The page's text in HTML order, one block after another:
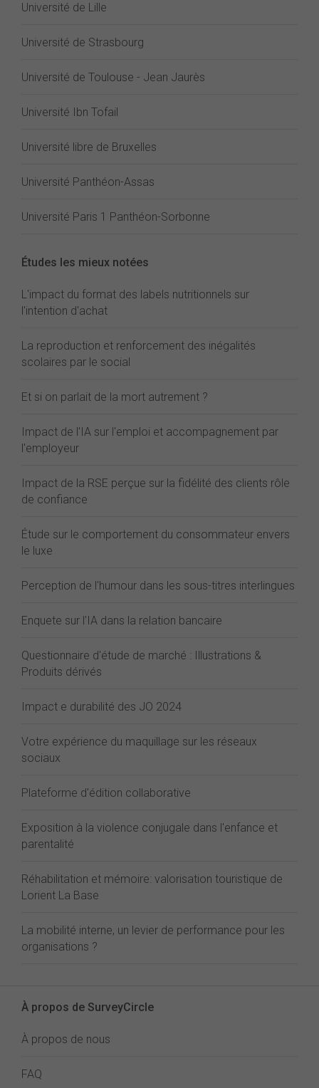
Université de Lille
Université de Strasbourg
Université de Toulouse - Jean Jaurès
Université Ibn Tofail
Université libre de Bruxelles
Université Panthéon-Assas
Université Paris 1 Panthéon-Sorbonne
Études les mieux notées
L'impact du format des labels nutritionnels sur
l'intention d'achat
La reproduction et renforcement des inégalités
scolaires par le social
Et si on parlait de la mort autrement ?
Impact de l'IA sur l'emploi et accompagnement par
l'employeur
Impact de la RSE perçue sur la fidélité des clients rôle
de confiance
Étude sur le comportement du consommateur envers
le luxe
Perception de l'humour dans les sous-titres interlingues
Enquete sur l'IA dans la relation bancaire
Questionnaire d'étude de marché : Illustrations &
Produits dérivés
Impact e durabilité des JO 2024
Votre expérience du maquillage sur les réseaux
sociaux
Plateforme d'édition collaborative
Exposition à la violence conjugale dans l'enfance et
parentalité
Réhabilitation et mémoire: valorisation touristique de
Lorient La Base
La mobilité interne, un levier de performance pour les
organisations ?
À propos de SurveyCircle
À propos de nous
FAQ